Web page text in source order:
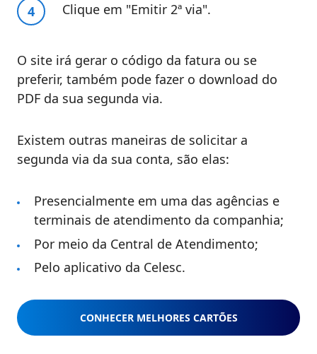
Clique em "Emitir 2ª via".
O site irá gerar o código da fatura ou se
preferir, também pode fazer o download do
PDF da sua segunda via.
Existem outras maneiras de solicitar a
segunda via da sua conta, são elas:
Presencialmente em uma das agências e
terminais de atendimento da companhia;
Por meio da Central de Atendimento;
Pelo aplicativo da Celesc.
CONHECER MELHORES CARTÕES